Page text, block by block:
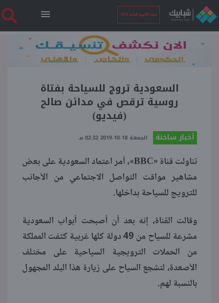
نتيجة الثانوية العامة 2026
الرئيسية
نتيجة الثانوية العامة 2026
أخبار ساخنة
بوابة الطلبة
منوعات
السعودية تروج للسياحة بفتاة
روسية ترقص في مدائن صالح
(فيديو)
أخبار ساخنة الجمعة 18-10-2019 02:32 مـ
تناولت قناة «BBC»، أمر اعتماد السعودية على بعض
مشاهير مواقت التواصل الاجتماعي من الأجانب
للترويج للسياحة بداخلها.
وقالت القناة، إنه بعد أن أصبحت أبواب السعودية
مشرعة للسياح من 49 دولة كلها غربية كثفت المملكة
من الحملات الترويجية السياحية على مختلف
الأصعدة، لتشجع السياح على زيارة هذا البلد المجهول
بالنسبة لهم.